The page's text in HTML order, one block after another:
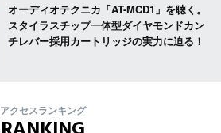
オーディオテクニカ「AT-MCD1」を聴く。
スタイラスチップ一体型ダイヤモンドカン
チレバー採用カートリッジの実力に迫る！
アクセスランキング